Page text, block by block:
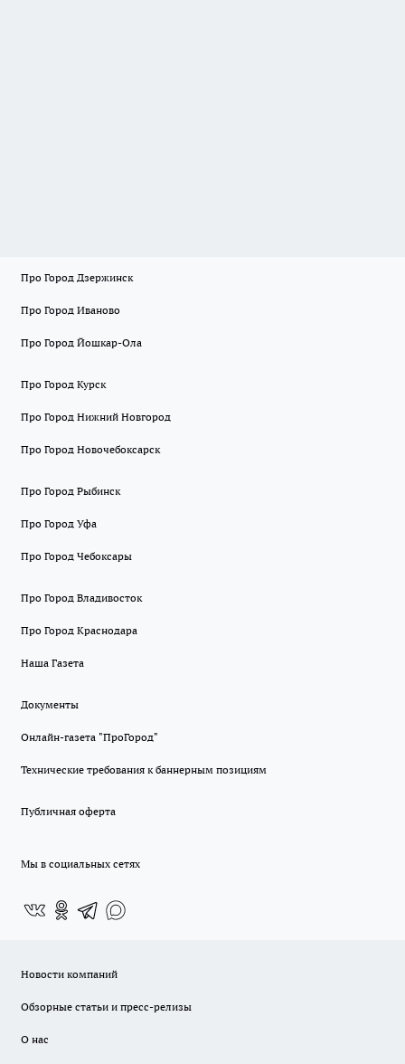
Про Город Дзержинск
Про Город Иваново
Про Город Йошкар-Ола
Про Город Курск
Про Город Нижний Новгород
Про Город Новочебоксарск
Про Город Рыбинск
Про Город Уфа
Про Город Чебоксары
Про Город Владивосток
Про Город Краснодара
Наша Газета
Документы
Онлайн-газета "ПроГород"
Технические требования к баннерным позициям
Публичная оферта
Мы в социальных сетях
Новости компаний
Обзорные статьи и пресс-релизы
О нас